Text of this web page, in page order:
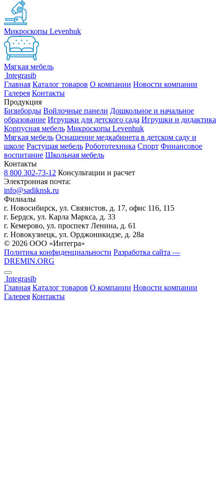
Микроскопы Levenhuk
Мягкая мебель
Integrasib
Главная Каталог товаров О компании Новости компании
Галерея Контакты
Продукция
Бизиборды Войлочные панели Дошкольное и начальное
образование Игрушки для детского сада Игрушки и дидактика
Корпусная мебель Микроскопы Levenhuk
Мягкая мебель Оснащение медкабинета в детском саду и
школе Растущая мебель Робототехника Спорт Финансовое
воспитание Школьная мебель
Контакты
8 800 302-73-12 Консультации и расчет
Электронная почта:
info@sadiknsk.ru
Филиалы
г. Новосибирск, ул. Связистов, д. 17, офис 116, 115
г. Бердск, ул. Карла Маркса, д. 33
г. Кемерово, ул. проспект Ленина, д. 61
г. Новокузнецк, ул. ​Орджоникидзе, д. 28а
© 2026 ООО «Интегра»
Политика конфиденциальности Разработка сайта —
DREMIN.ORG
Integrasib
Главная Каталог товаров О компании Новости компании
Галерея Контакты